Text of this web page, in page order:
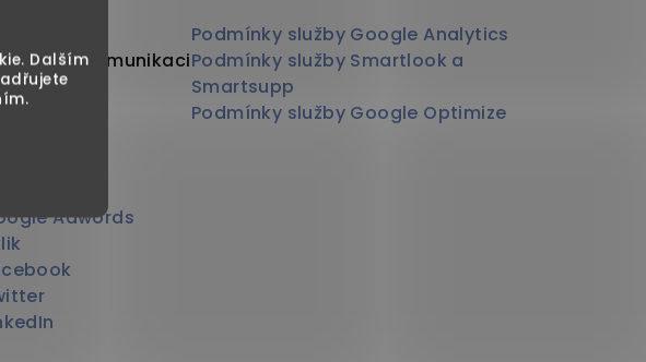
Dalším
Podmínky služby Google Analytics
webu a komunikaciPodmínky služby Smartlook a
Smartsupp
webu
Podmínky služby Google Optimize
Adwords